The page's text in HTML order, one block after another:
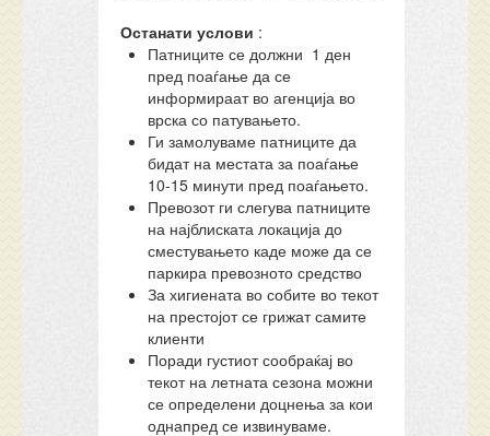
Останати услови :
Патниците се должни 1 ден
пред поаѓање да се
информираат во агенција во
врска со патувањето.
Ги замолуваме патниците да
бидат на местата за поаѓање
10-15 минути пред поаѓањето.
Превозот ги слегува патниците
на најблиската локација до
сместувањето каде може да се
паркира превозното средство
За хигиената во собите во текот
на престојот се грижат самите
клиенти
Поради густиот сообраќај во
текот на летната сезона можни
се определени доцнења за кои
однапред се извинуваме.